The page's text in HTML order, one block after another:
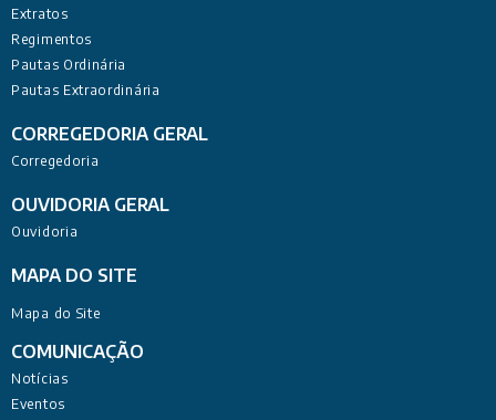
Extratos
Regimentos
Pautas Ordinária
Pautas Extraordinária
CORREGEDORIA GERAL
Corregedoria
OUVIDORIA GERAL
Ouvidoria
MAPA DO SITE
Mapa do Site
COMUNICAÇÃO
Notícias
Eventos